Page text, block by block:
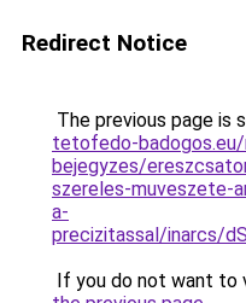
Redirect Notice
The previous page is
tetofedo-
bejegyzes/
szereles-muveszete-
a-
precizitassal/inarcs/
If you do not want to